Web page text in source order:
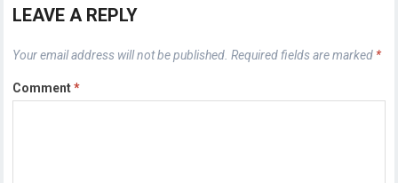
LEAVE A REPLY
Your email address will not be published. Required fields are marked *
Comment*